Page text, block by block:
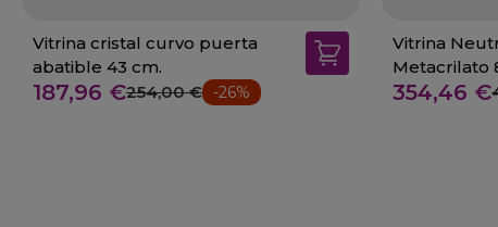
Vitrina cristal curvo puerta
abatible 43 cm.
187,96 €254,00 € -26%
Vitrina
Metacrilato
354,46 €